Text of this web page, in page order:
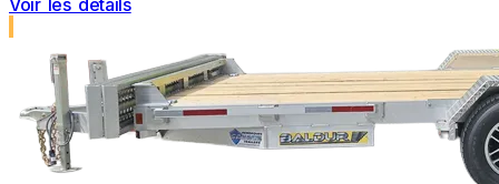
Voir les détails